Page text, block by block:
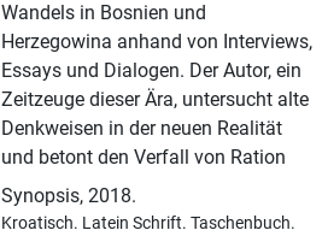
Wandels in Bosnien und
Herzegowina anhand von Interviews,
Essays und Dialogen. Der Autor, ein
Zeitzeuge dieser Ära, untersucht alte
Denkweisen in der neuen Realität
und betont den Verfall von Ration
Synopsis,2018.
Kroatisch. Latein Schrift.Taschenbuch.